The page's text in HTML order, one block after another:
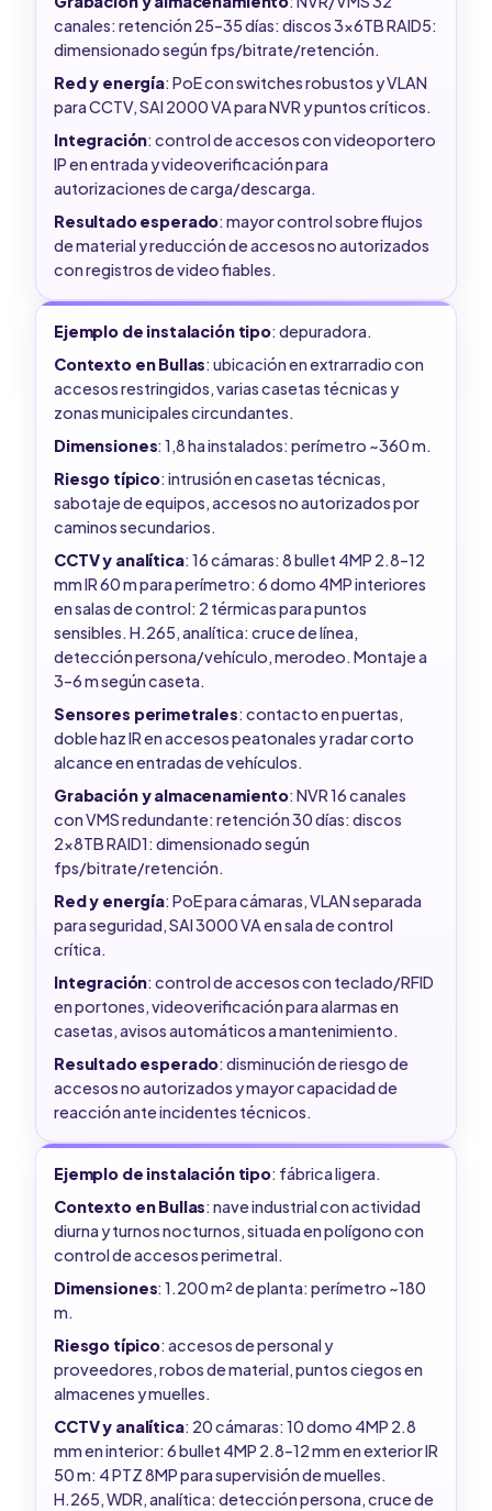
canales: retención 25–35 días: discos 3x6TB RAID5:
dimensionado según fps/bitrate/retención.
Red y energía: PoE con switches robustos y VLAN
para CCTV, SAI 2000 VA para NVR y puntos críticos.
Integración: control de accesos con videoportero
IP en entrada y videoverificación para
autorizaciones de carga/descarga.
Resultado esperado: mayor control sobre flujos
de material y reducción de accesos no autorizados
con registros de video fiables.
Ejemplo de instalación tipo: depuradora.
Contexto en Bullas: ubicación en extrarradio con
accesos restringidos, varias casetas técnicas y
zonas municipales circundantes.
Dimensiones: 1,8 ha instalados: perímetro ~360 m.
Riesgo típico: intrusión en casetas técnicas,
sabotaje de equipos, accesos no autorizados por
caminos secundarios.
CCTV y analítica: 16 cámaras: 8 bullet 4MP 2.8–12
mm IR 60 m para perímetro: 6 domo 4MP interiores
en salas de control: 2 térmicas para puntos
sensibles. H.265, analítica: cruce de línea,
detección persona/vehículo, merodeo. Montaje a
3–6 m según caseta.
Sensores perimetrales: contacto en puertas,
doble haz IR en accesos peatonales y radar corto
alcance en entradas de vehículos.
Grabación y almacenamiento: NVR 16 canales
con VMS redundante: retención 30 días: discos
2x8TB RAID1: dimensionado según
fps/bitrate/retención.
Red y energía: PoE para cámaras, VLAN separada
para seguridad, SAI 3000 VA en sala de control
crítica.
Integración: control de accesos con teclado/RFID
en portones, videoverificación para alarmas en
casetas, avisos automáticos a mantenimiento.
Resultado esperado: disminución de riesgo de
accesos no autorizados y mayor capacidad de
reacción ante incidentes técnicos.
Ejemplo de instalación tipo: fábrica ligera.
Contexto en Bullas: nave industrial con actividad
diurna y turnos nocturnos, situada en polígono con
control de accesos perimetral.
Dimensiones: 1.200 m² de planta: perímetro ~180
m.
Riesgo típico: accesos de personal y
proveedores, robos de material, puntos ciegos en
almacenes y muelles.
CCTV y analítica: 20 cámaras: 10 domo 4MP 2.8
mm en interior: 6 bullet 4MP 2.8–12 mm en exterior IR
50 m: 4 PTZ 8MP para supervisión de muelles.
H.265, WDR, analítica: detección persona, cruce de